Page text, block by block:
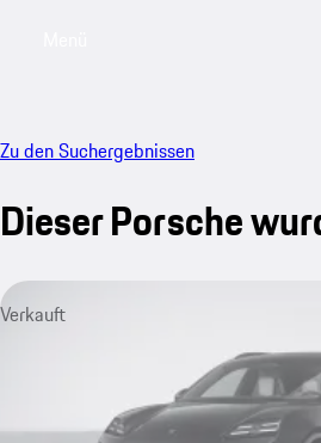
Zu den Suchergebnissen
Dieser Porsche
Verkauft